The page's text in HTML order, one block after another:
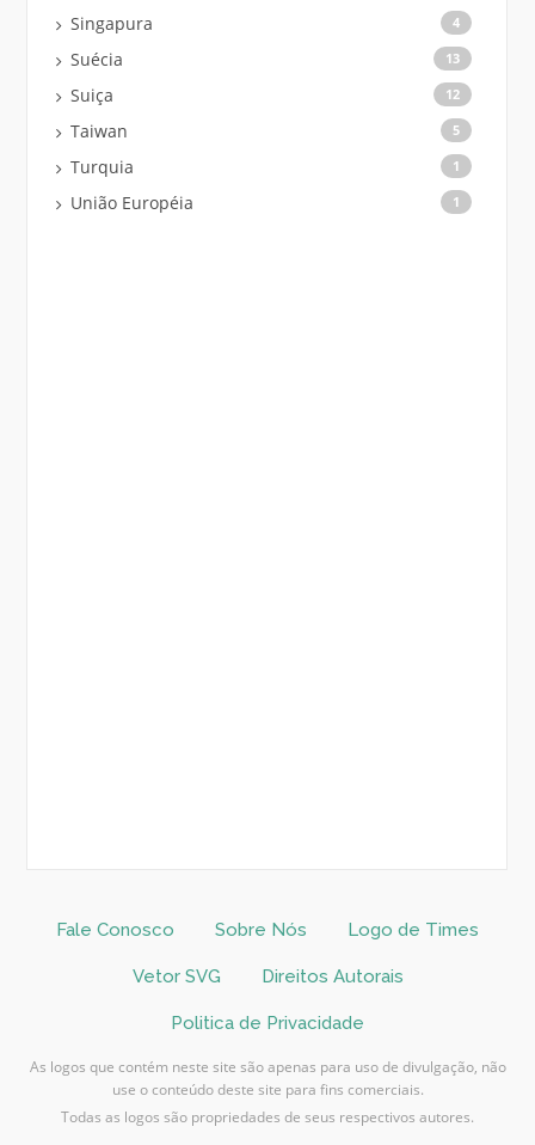
Singapura 4
Suécia 13
Suiça 12
Taiwan 5
Turquia 1
União Européia 1
Fale Conosco Sobre Nós Logo de Times
Vetor SVG Direitos Autorais
Politica de Privacidade
As logos que contém neste site são apenas para uso de divulgação, não
use o conteúdo deste site para fins comerciais.
Todas as logos são propriedades de seus respectivos autores.